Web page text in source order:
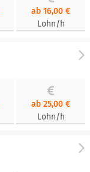
ab 16,00 €
Lohn/h
ab 25,00 €
Lohn/h